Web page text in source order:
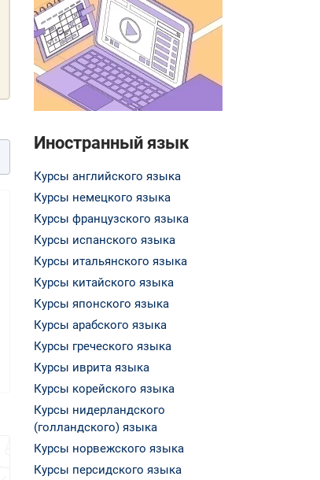
Иностранный язык
Курсы английского языка
Курсы немецкого языка
Курсы французского языка
Курсы испанского языка
Курсы итальянского языка
Курсы китайского языка
Курсы японского языка
Курсы арабского языка
Курсы греческого языка
Курсы иврита языка
Курсы корейского языка
Курсы нидерландского
(голландского) языка
Курсы норвежского языка
Курсы персидского языка